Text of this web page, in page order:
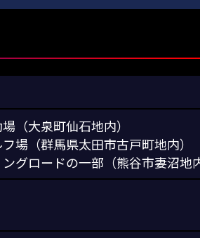
（大泉町仙石地内）
場（群馬県太田市古戸町地内）
グロードの一部（熊谷市妻沼地